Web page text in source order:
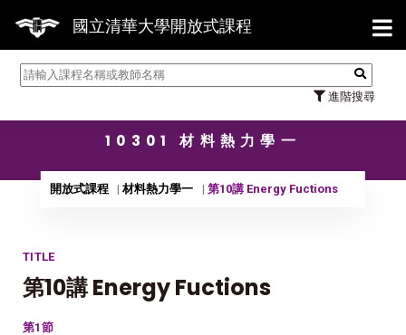
國立清華大學開放式課程
進階搜尋
【
10301 材料熱力學一
開放式課程 材料熱力學一 第10講 Energy Fuctions
TITLE
第10講 Energy Fuctions
第1節